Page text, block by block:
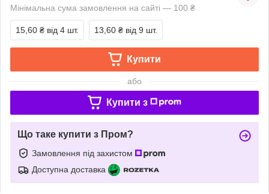
Мінімальна сума замовлення на сайті — 100 ₴
15,60 ₴ від 4 шт. 13,60 ₴ від 9 шт.
Купити
або
Купити з
Що таке купити з Пром?
Замовлення під захистом
Доступна доставка